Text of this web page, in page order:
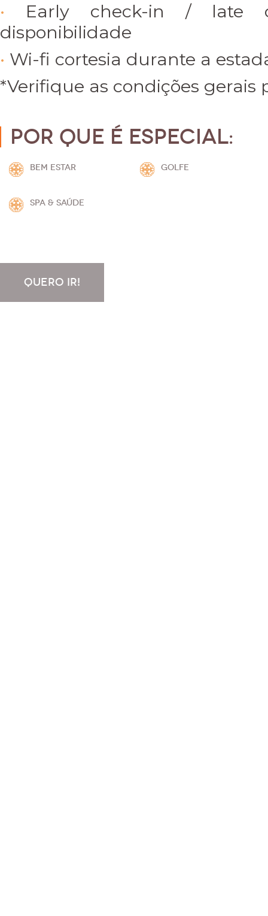
Early check-in / late
disponibilidade
Wi-fi cortesia durante a
*Verifique as condições gerais
Por que é especial:
BEM ESTAR GOLFE
SPA & SAÚDE
QUERO IR!